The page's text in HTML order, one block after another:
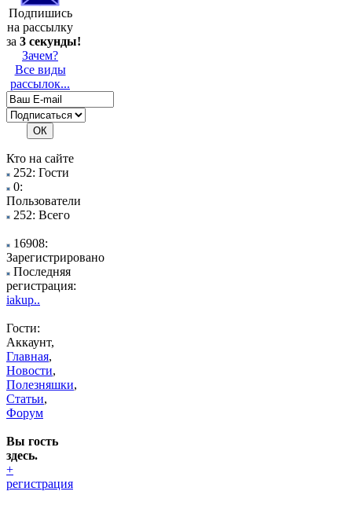
Подпишись
на рассылку
за 3 секунды!
Зачем?
Все виды
рассылок...
Кто на сайте
252: Гости
0:
Пользователи
252: Всего
16908:
Зарегистрировано
Последняя
регистрация:
iakup..
Гости:
Аккаунт,
Главная,
Новости,
Полезняшки,
Статьи,
Форум
Вы гость
здесь.
+
регистрация